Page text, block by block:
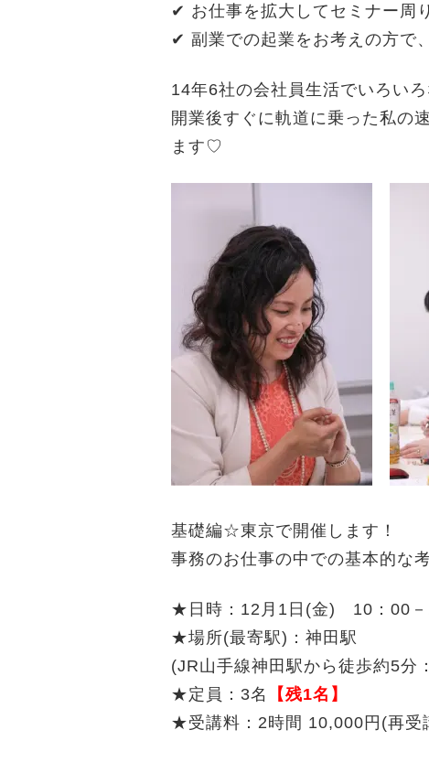
✔ お仕事を拡大してセミナー周
✔ 副業での起業をお考えの方で
14年6社の会社員生活でいろい
開業後すぐに軌道に乗った私の
ます♡
基礎編☆東京で開催します！
事務のお仕事の中での基本的な
★日時：12月1日(金) 10：00－
★場所(最寄駅)：神田駅
(JR山手線神田駅から徒歩約5分
★定員：3名
【残1名】
★受講料：2時間 10,000円(再受